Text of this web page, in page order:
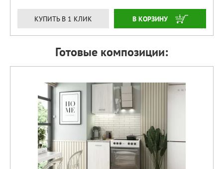
КУПИТЬ В 1 КЛИК ЗАКАЗАТЬ
Готовые композиции: